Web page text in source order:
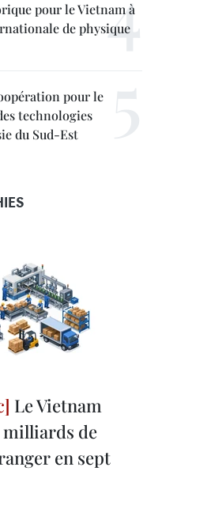
pour le Vietnam à
de physique
pour le
technologies
du Sud-Est
Le Vietnam
de
en sept